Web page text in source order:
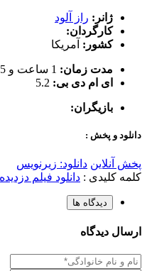
ژانر: راز آلود
کارگردان:
کشور: آمریکا
مدت زمان: 1 ساعت و 25 دقیقه
ای ام دی بی: 5.2
بازیگران:
دانلود و پخش :
پخش آنلاین دانلود: زیرنویس
کلمه کلیدی : دانلود فیلم
دیدگاه ها
ارسال دیدگاه